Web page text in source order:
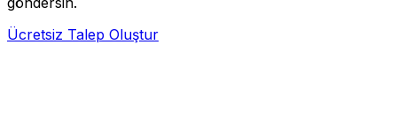
Ücretsiz Talep Oluştur